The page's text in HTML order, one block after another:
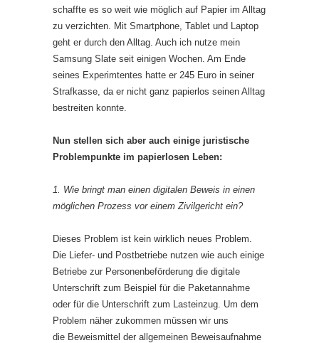
schaffte es so weit wie möglich auf Papier im Alltag
zu verzichten. Mit Smartphone, Tablet und Laptop
geht er durch den Alltag. Auch ich nutze mein
Samsung Slate seit einigen Wochen. Am Ende
seines Experimtentes hatte er 245 Euro in seiner
Strafkasse, da er nicht ganz papierlos seinen Alltag
bestreiten konnte.
Nun stellen sich aber auch einige juristische
Problempunkte im papierlosen Leben:
1. Wie bringt man einen digitalen Beweis in einen
möglichen Prozess vor einem Zivilgericht ein?
Dieses Problem ist kein wirklich neues Problem.
Die Liefer- und Postbetriebe nutzen wie auch einige
Betriebe zur Personenbeförderung die digitale
Unterschrift zum Beispiel für die Paketannahme
oder für die Unterschrift zum Lasteinzug. Um dem
Problem näher zukommen müssen wir uns
die Beweismittel der allgemeinen Beweisaufnahme